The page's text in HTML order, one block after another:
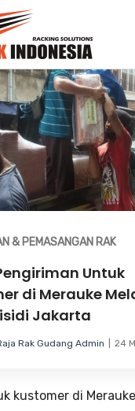
& PEMASANGAN RAK
Untuk
di Merauke
Jakarta
Rak Gudang Admin 24
kustomer di